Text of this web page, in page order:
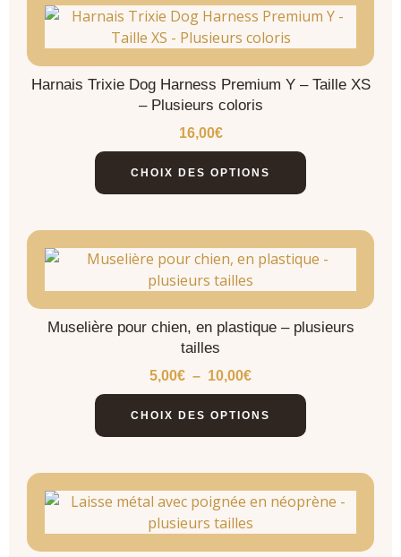
Harnais Trixie Dog Harness Premium Y – Taille XS
– Plusieurs coloris
16,00€
CHOIX DES OPTIONS
Muselière pour chien, en plastique – plusieurs
tailles
5,00€ – 10,00€
CHOIX DES OPTIONS